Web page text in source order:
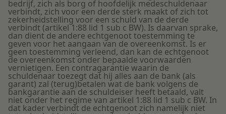
bedrijf, zich als borg of hoofdelijk medeschuldenaar
verbindt, zich voor een derde sterk maakt of zich tot
zekerheidstelling voor een schuld van de derde
verbindt (artikel 1:88 lid 1 sub c BW). Is daarvan sprake,
dan dient de andere echtgenoot toestemming te
geven voor het aangaan van de overeenkomst. Is er
geen toestemming verleend, dan kan de echtgenoot
de overeenkomst onder bepaalde voorwaarden
vernietigen. Een contragarantie waarin de
schuldenaar toezegt dat hij alles aan de bank (als
garant) zal (terug)betalen wat de bank volgens de
bankgarantie aan de schuldeiser heeft betaald, valt
niet onder het regime van artikel 1:88 lid 1 sub c BW. In
dat kader verbindt de echtgenoot zich namelijk niet